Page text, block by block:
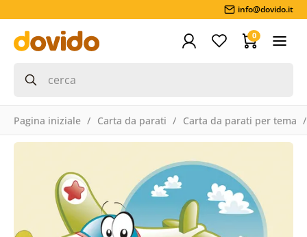
info@dovido.it
0
Pagina iniziale Carta da parati Carta da parati per tema